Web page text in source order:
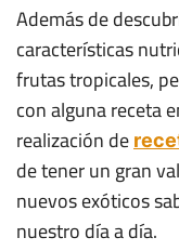
Además de
características
frutas tropicales,
con alguna receta
realización de
de tener un gran
nuevos exóticos
nuestro día a día.